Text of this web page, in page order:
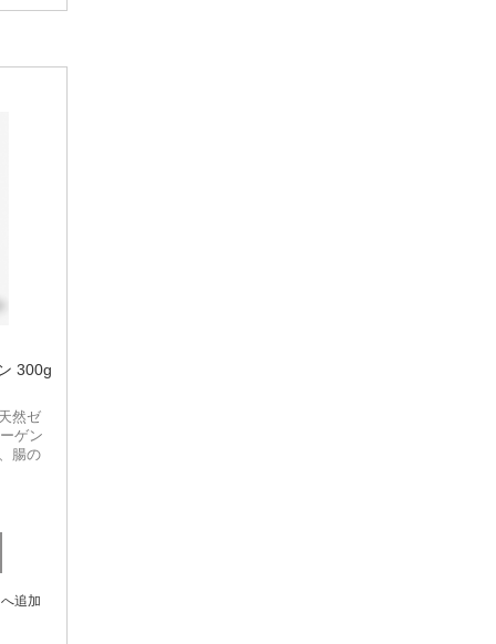
300g
然ゼ
ゲン
腸の
追加